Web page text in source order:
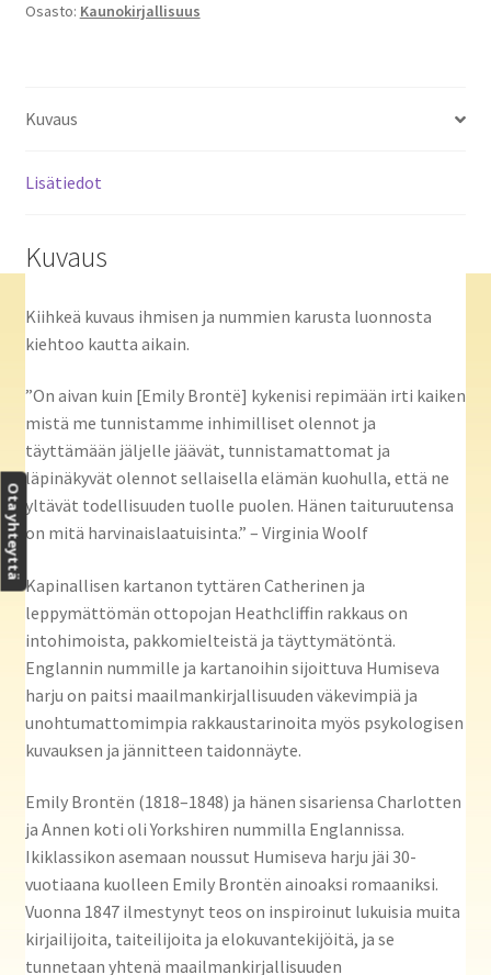
Osasto: Kaunokirjallisuus
Kuvaus
Lisätiedot
Kuvaus
Kiihkeä kuvaus ihmisen ja nummien karusta luonnosta
kiehtoo kautta aikain.
”On aivan kuin [Emily Brontë] kykenisi repimään irti kaiken
mistä me tunnistamme inhimilliset olennot ja
täyttämään jäljelle jäävät, tunnistamattomat ja
läpinäkyvät olennot sellaisella elämän kuohulla, että ne
yltävät todellisuuden tuolle puolen. Hänen taituruutensa
on mitä harvinaislaatuisinta.” – Virginia Woolf
Kapinallisen kartanon tyttären Catherinen ja
leppymättömän ottopojan Heathcliffin rakkaus on
intohimoista, pakkomielteistä ja täyttymätöntä.
Englannin nummille ja kartanoihin sijoittuva Humiseva
harju on paitsi maailmankirjallisuuden väkevimpiä ja
unohtumattomimpia rakkaustarinoita myös psykologisen
kuvauksen ja jännitteen taidonnäyte.
Emily Brontën (1818–1848) ja hänen sisariensa Charlotten
ja Annen koti oli Yorkshiren nummilla Englannissa.
Ikiklassikon asemaan noussut Humiseva harju jäi 30-
vuotiaana kuolleen Emily Brontën ainoaksi romaaniksi.
Vuonna 1847 ilmestynyt teos on inspiroinut lukuisia muita
kirjailijoita, taiteilijoita ja elokuvantekijöitä, ja se
tunnetaan yhtenä maailmankirjallisuuden
Ota yhteyttä